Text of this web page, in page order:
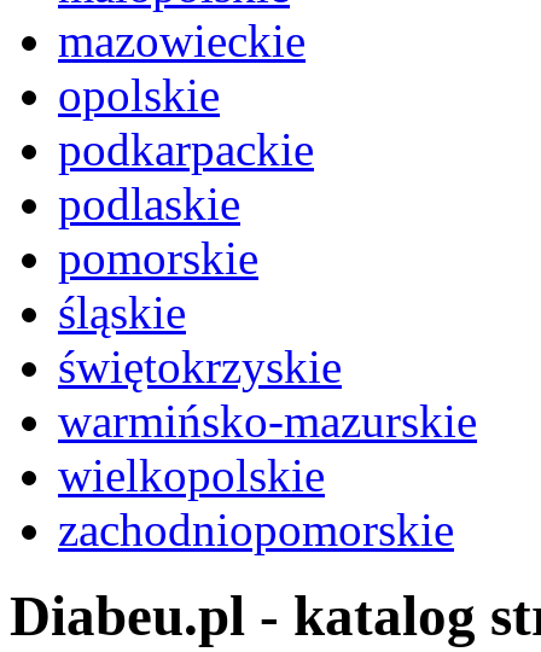
mazowieckie
opolskie
podkarpackie
podlaskie
pomorskie
śląskie
świętokrzyskie
warmińsko-mazurskie
wielkopolskie
zachodniopomorskie
Diabeu.pl - katalog